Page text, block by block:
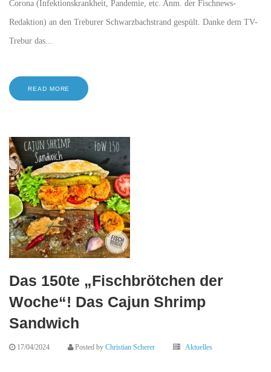
Corona (Infektionskrankheit, Pandemie, etc. Anm. der Fischnews-
Redaktion) an den Treburer Schwarzbachstrand gespült. Danke dem TV-
Trebur das...
READ MORE
Das 150te „Fischbrötchen der
Woche“! Das Cajun Shrimp
Sandwich
17/04/2024 Posted by Christian Scherer Aktuelles